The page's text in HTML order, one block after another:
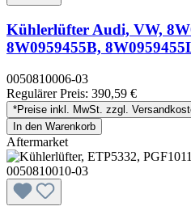
Kühlerlüfter Audi, VW,
8W0959455B,
0050810006-03
Regulärer Preis: 390,59 €
*Preise inkl. MwSt. zzgl.
In den Warenkorb
Aftermarket